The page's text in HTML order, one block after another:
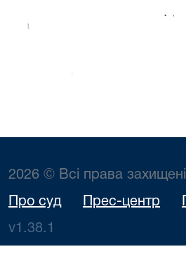
2026 © Всі права захищені
Про суд Прес-центр
v1.38.1